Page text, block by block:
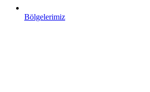
Bölgelerimiz